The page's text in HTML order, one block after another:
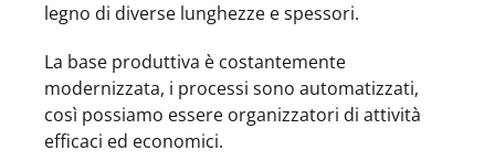
legno di diverse lunghezze e spessori.
La base produttiva è costantemente
modernizzata, i processi sono automatizzati,
così possiamo essere organizzatori di attività
efficaci ed economici.